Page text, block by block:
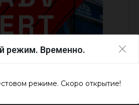
режим. Временно.
режиме. Скоро открытие!